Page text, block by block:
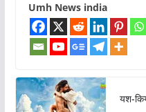
Umh News india
यश-